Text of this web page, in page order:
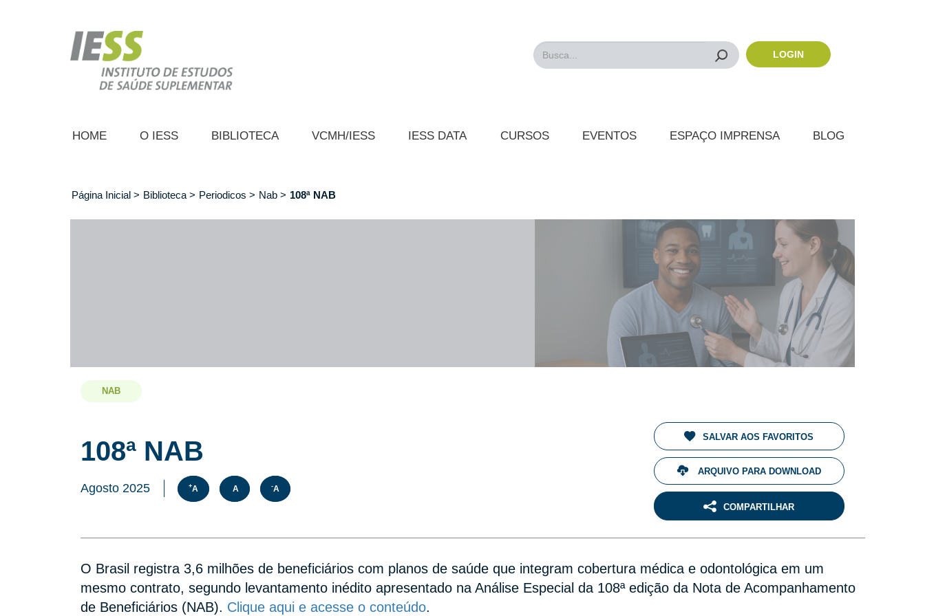
Busca... Buscar LOGIN
HOME O IESS BIBLIOTECA VCMH/IESS IESS DATA CURSOS EVENTOS ESPAÇO IMPRENSA BLOG
Página Inicial Biblioteca Periodicos Nab 108ª NAB
NAB
108ª NAB
Agosto 2025 +A A -A
SALVAR AOS FAVORITOS
ARQUIVO PARA DOWNLOAD
COMPARTILHAR
O Brasil registra 3,6 milhões de beneficiários com planos de saúde que integram cobertura médica e odontológica em um
mesmo contrato, segundo levantamento inédito apresentado na Análise Especial da 108ª edição da Nota de Acompanhamento
de Beneficiários (NAB). Clique aqui e acesse o conteúdo.